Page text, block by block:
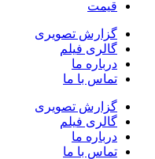
قیمت
گزارش تصویری
گالری فیلم
درباره ما
تماس با ما
گزارش تصویری
گالری فیلم
درباره ما
تماس با ما